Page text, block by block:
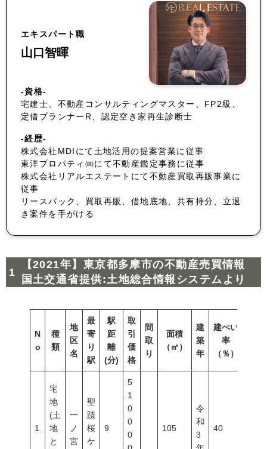
エキスパート職
山口智暉
-資格-
宅建士、不動産コンサルティングマスター、FP2級、
定借プランナーR、認定空き家再生診断士
-経歴-
株式会社MDIにて土地活用の提案営業に従事
東洋プロパティ㈱にて不動産鑑定事務に従事
株式会社リアルエステートにて不動産買取再販事業に
従事
リースバック、買取再販、借地底地、共有持分、立退
き案件を手がける
【2021年】東京都多摩市の不動産売買情報
国土交通省提供:土地総合情報システムより
N
o
種
類
地
区
名
最
寄
り
駅
駅
距
離
(分)
取
引
価
格
間
取
り
面積
（㎡）
建
築
年
建ぺい
率
（％）
1
宅
地
(土
地
と
一
ノ
宮
聖
蹟
桜
ケ
9
5
1
0
0
0
105
令
和
3
40